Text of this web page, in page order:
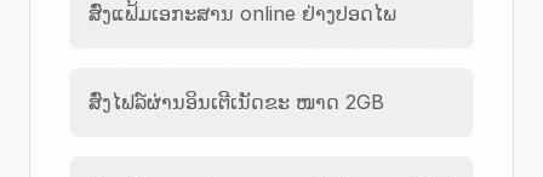
ສົ່ງແຟ້ມເອກະສານ online ຢ່າງປອດໄພ
ສົ່ງໄຟລ໌ຜ່ານອິນເຕີເນັດຂະ ໜາດ 2GB